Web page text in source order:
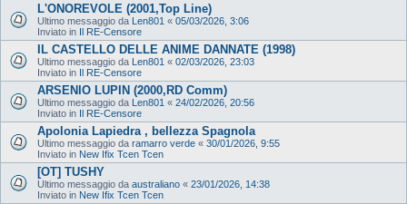
L'ONOREVOLE (2001,Top Line)
Ultimo messaggio da Len801 « 05/03/2026, 3:06
Inviato in Il RE-Censore
IL CASTELLO DELLE ANIME DANNATE (1998)
Ultimo messaggio da Len801 « 02/03/2026, 23:03
Inviato in Il RE-Censore
ARSENIO LUPIN (2000,RD Comm)
Ultimo messaggio da Len801 « 24/02/2026, 20:56
Inviato in Il RE-Censore
Apolonia Lapiedra , bellezza Spagnola
Ultimo messaggio da ramarro verde « 30/01/2026, 9:55
Inviato in New Ifix Tcen Tcen
[OT] TUSHY
Ultimo messaggio da australiano « 23/01/2026, 14:38
Inviato in New Ifix Tcen Tcen